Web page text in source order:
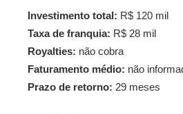
Investimento total: R$ 120 mil
Taxa de franquia: R$ 28 mil
Royalties: não cobra
Faturamento médio: não
Prazo de retorno: 29 meses